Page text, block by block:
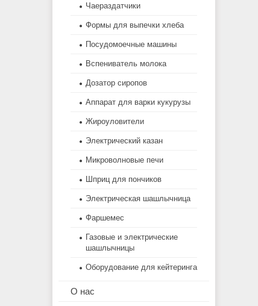
Чаераздатчики
Формы для выпечки хлеба
Посудомоечные машины
Вспениватель молока
Дозатор сиропов
Аппарат для варки кукурузы
Жироуловители
Электрический казан
Микроволновые печи
Шприц для пончиков
Электрическая шашлычница
Фаршемес
Газовые и электрические
шашлычницы
Оборудование для кейтеринга
О нас